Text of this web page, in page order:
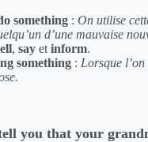
something : On utilise
d’une mauvaise
, say et inform.
something : Lorsque
you that your